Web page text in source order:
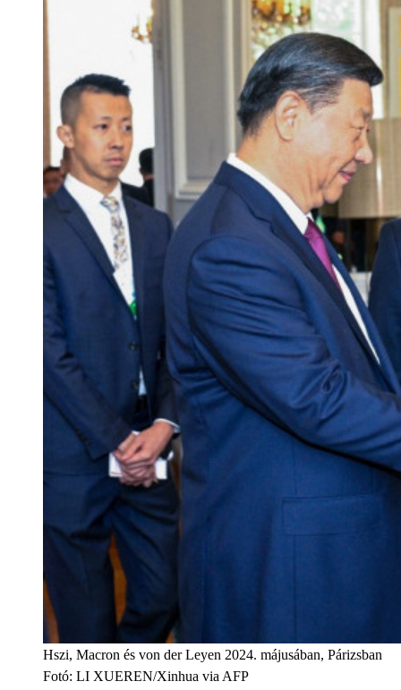
Hszi, Macron és von der Leyen 2024. májusában, Párizsban
Fotó: LI XUEREN/Xinhua via AFP